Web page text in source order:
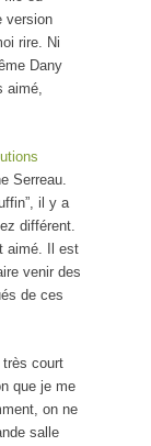
version
rire. Ni
Dany
aimé,
Serreau.
il y a
différent.
aimé. Il est
venir des
de ces
très court
que je me
on ne
salle